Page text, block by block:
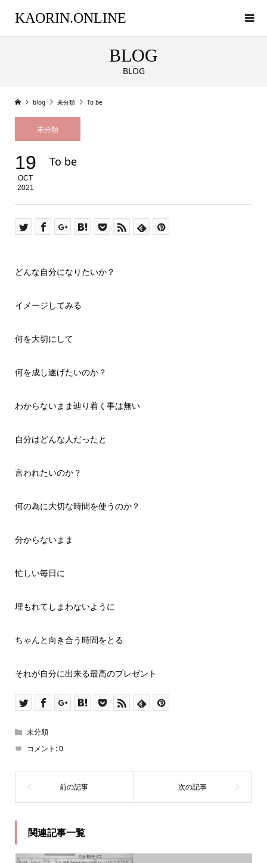
KAORIN.ONLINE
BLOG
BLOG
blog 未分類 To be
未分類
19
OCT
2021
To be
どんな自分になりたいか？
イメージしてみる
何を大切にして
何を成し遂げたいのか？
わからないまま辿り着く事は無い
自分はどんな人だったと
言われたいのか？
何の為に大切な時間を使うのか？
分からないまま
忙しい毎日に
埋もれてしまわないように
ちゃんと向き合う時間をとる
それが自分に出来る最高のプレゼント
未分類
コメント:0
関連記事一覧